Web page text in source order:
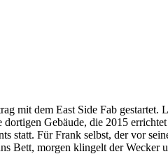
mit dem East Side Fab
Gebäude, die 2015
statt. Für Frank selbst, der vor
Bett, morgen klingelt der Wecker